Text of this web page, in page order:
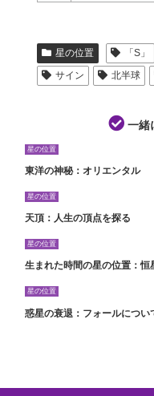
星の位置 「S」
サイン
北半球
一緒
星の位置
東洋の神秘：オリエンタル
星の位置
天頂：人生の頂点を探る
星の位置
生まれた時間の星の位置：恒
星の位置
惑星の衰退：フォールについ